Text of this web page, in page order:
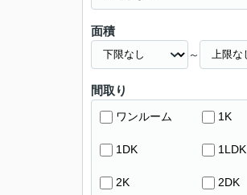
面積
～
間取り
ワンルーム 1K
1DK 1LDK
2K 2DK